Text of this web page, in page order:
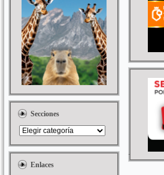
Secciones
Enlaces